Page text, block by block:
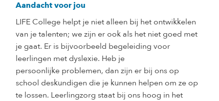
Aandacht voor jou
LIFE College helpt je niet alleen bij het ontwikkelen
van je talenten; we zijn er ook als het niet goed met
je gaat. Er is bijvoorbeeld begeleiding voor
leerlingen met dyslexie. Heb je
persoonlijke problemen, dan zijn er bij ons op
school deskundigen die je kunnen helpen om ze op
te lossen. Leerlingzorg staat bij ons hoog in het